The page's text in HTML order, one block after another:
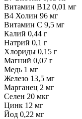
Витамин В12 0,01 мг
В4 Холин 96 мг
Витамин С 9,5 мг
Калий 0,44 г
Натрий 0,1 г
Хлориды 0,15 г
Магний 0,07 г
Медь 1 мг
Железо 13,5 мг
Марганец 2 мг
Селен 20 мкг
Цинк 12 мг
Йод 0,22 мг